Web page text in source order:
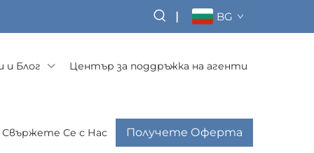
| BG
и Блог Център за поддръжка на агенти
Свържете Се с Нас Получете Оферта